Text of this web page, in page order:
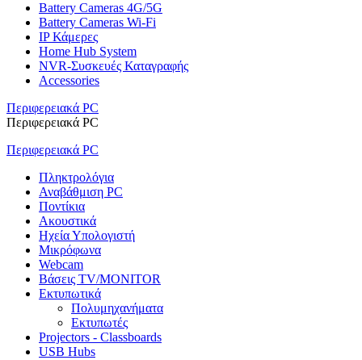
Battery Cameras 4G/5G
Battery Cameras Wi-Fi
IP Κάμερες
Home Hub System
NVR-Συσκευές Καταγραφής
Accessories
Περιφερειακά PC
Περιφερειακά PC
Περιφερειακά PC
Πληκτρολόγια
Αναβάθμιση PC
Ποντίκια
Ακουστικά
Ηχεία Υπολογιστή
Μικρόφωνα
Webcam
Βάσεις TV/MONITOR
Εκτυπωτικά
Πολυμηχανήματα
Εκτυπωτές
Projectors - Classboards
USB Hubs